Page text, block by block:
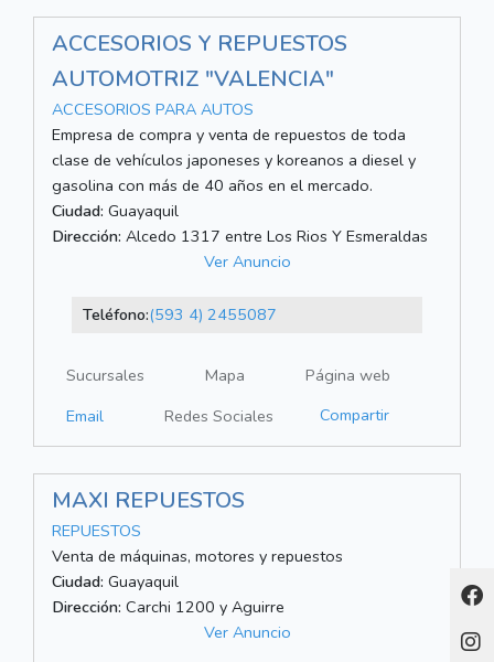
ACCESORIOS Y REPUESTOS
AUTOMOTRIZ "VALENCIA"
ACCESORIOS PARA AUTOS
Empresa de compra y venta de repuestos de toda
clase de vehículos japoneses y koreanos a diesel y
gasolina con más de 40 años en el mercado.
Ciudad: Guayaquil
Dirección: Alcedo 1317 entre Los Rios Y Esmeraldas
Ver Anuncio
Teléfono:(593 4) 2455087
Sucursales Mapa
Página web
Email
Redes Sociales Compartir
MAXI REPUESTOS
REPUESTOS
Venta de máquinas, motores y repuestos
Ciudad: Guayaquil
Dirección: Carchi 1200 y Aguirre
Ver Anuncio